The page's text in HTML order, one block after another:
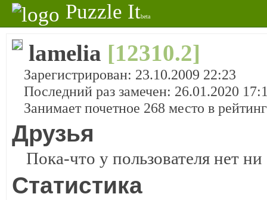
Puzzle Itbeta
lamelia [12310.2]
Зарегистрирован: 23.10.2009 22:23
Последний раз замечен: 26.01.2020
Занимает почетное 268 место в
Друзья
Пока-что у пользователя нет
Статистика